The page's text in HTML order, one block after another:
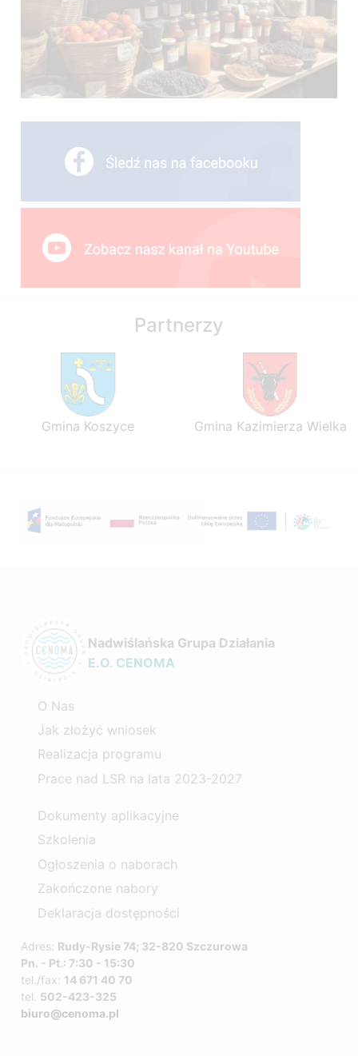
Partnerzy
Gmina Koszyce Gmina Kazimierza Wielka
Nadwiślańska Grupa Działania
E.O. CENOMA
O Nas
Jak złożyć wniosek
Realizacja programu
Prace nad LSR na lata 2023-2027
Dokumenty aplikacyjne
Szkolenia
Ogłoszenia o naborach
Zakończone nabory
Deklaracja dostępności
Adres: Rudy-Rysie 74; 32-820 Szczurowa
Pn. - Pt.: 7:30 - 15:30
tel./fax: 14 671 40 70
tel. 502-423-325
biuro@cenoma.pl